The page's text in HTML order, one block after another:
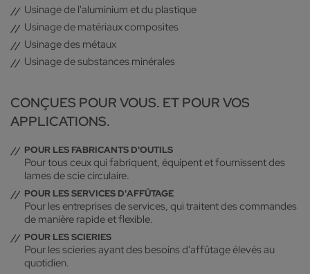
Usinage de l'aluminium et du plastique
Usinage de matériaux composites
Usinage des métaux
Usinage de substances minérales
CONÇUES POUR VOUS. ET POUR VOS
APPLICATIONS.
POUR LES FABRICANTS D'OUTILS
Pour tous ceux qui fabriquent, équipent et fournissent des
lames de scie circulaire.
POUR LES SERVICES D'AFFÛTAGE
Pour les entreprises de services, qui traitent des commandes
de manière rapide et flexible.
POUR LES SCIERIES
Pour les scieries ayant des besoins d'affûtage élevés au
quotidien.